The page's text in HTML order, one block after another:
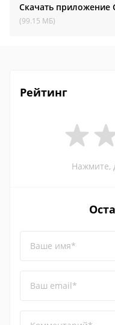
Скачать приложение
(99.15 МБ)
Рейтинг
Нажмите,
Ваше имя*
Ваш email*